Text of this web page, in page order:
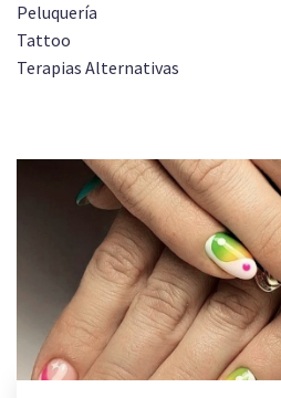
Peluquería
Tattoo
Terapias Alternativas